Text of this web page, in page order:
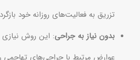
تزریق به فعالیت‌های روزانه خود
بدون نیاز به جراحی: این روش نیازی
عوارض مرتبط با جراحی‌های تهاجمی